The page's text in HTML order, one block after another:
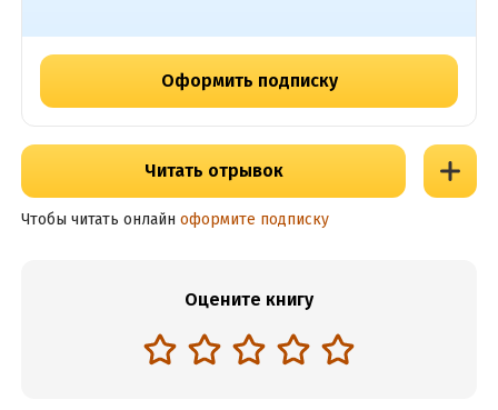
Оформить подписку
Читать отрывок
Чтобы читать онлайн оформите подписку
Оцените книгу